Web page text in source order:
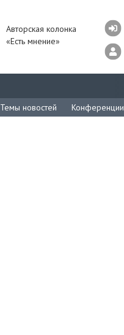
Авторская колонка
«Есть мнение»
Темы новостей Конференции